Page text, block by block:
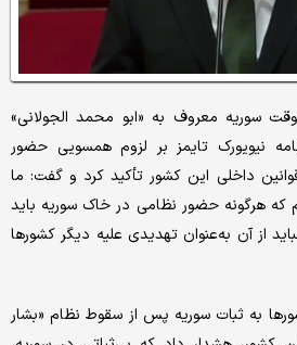
سوریه معروف به «ابو محمد الجولانی»
نیویورک تایمز بر لزوم همسویی حضور
داخلی این کشور تأکید کرد و گفت: ما
که هرگونه حضور نظامی در خاک سوریه باید
از آن به‌عنوان تهدیدی علیه دیگر کشورها
به ثبات سوریه پس از سقوط نظام «بشار